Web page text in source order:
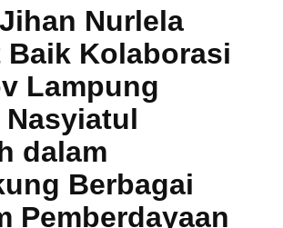
Global
News
Nurlela
Baik Kolaborasi
Lampung
dalam
Berbagai
Pemberdayaan